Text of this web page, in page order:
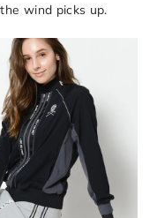
wind picks up.